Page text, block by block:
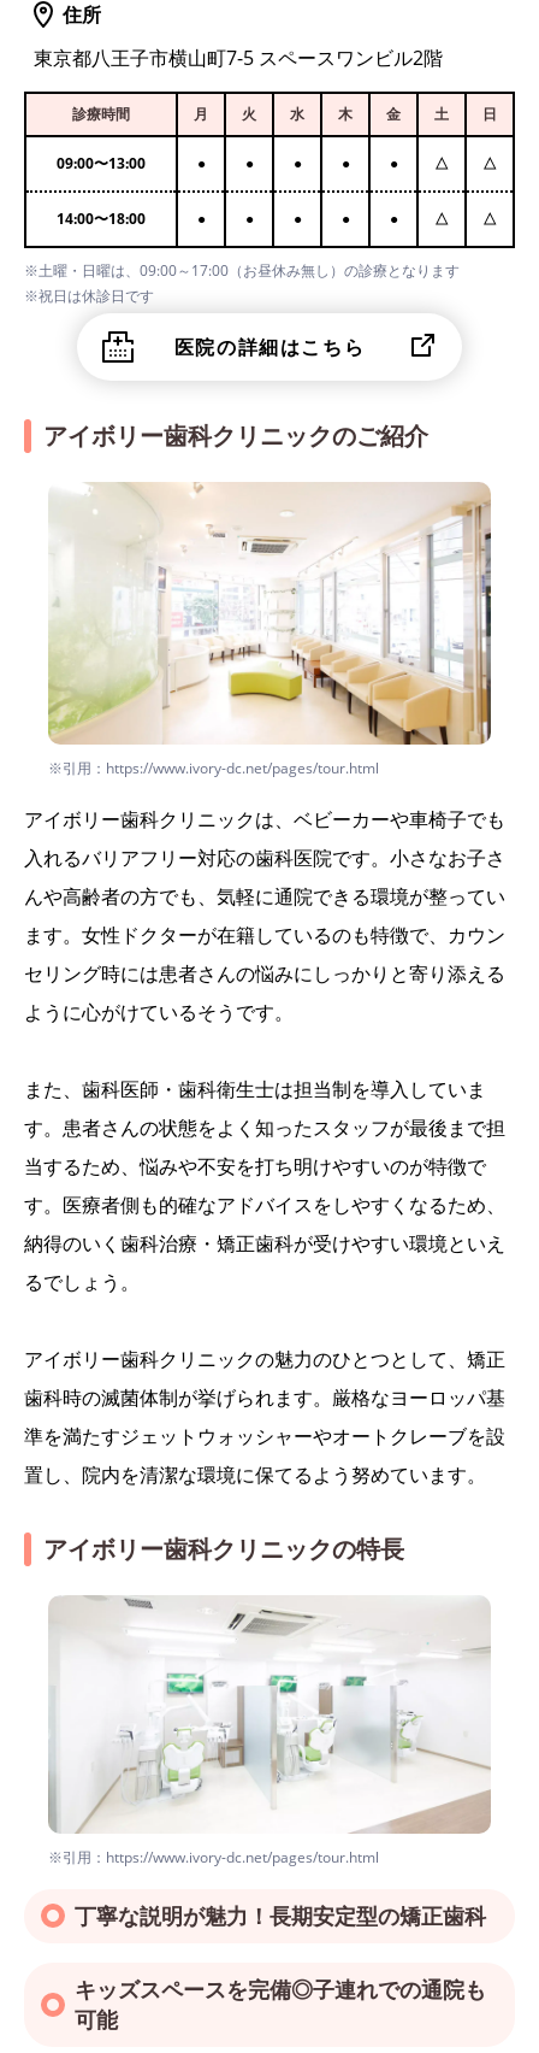
住所
東京都八王子市横山町7-5 スペースワンビル2階
診療時間 月 火 水 木 金 土 日
09:00〜13:00 ● ● ● ● ● △ △
14:00〜18:00 ● ● ● ● ● △ △
※土曜・日曜は、09:00～17:00（お昼休み無し）の診療となります
※祝日は休診日です
医院の詳細はこちら
アイボリー歯科クリニックのご紹介
※引用：https://www.ivory-dc.net/pages/tour.html
アイボリー歯科クリニックは、ベビーカーや車椅子でも
入れるバリアフリー対応の歯科医院です。小さなお子さ
んや高齢者の方でも、気軽に通院できる環境が整ってい
ます。女性ドクターが在籍しているのも特徴で、カウン
セリング時には患者さんの悩みにしっかりと寄り添える
ように心がけているそうです。
また、歯科医師・歯科衛生士は担当制を導入していま
す。患者さんの状態をよく知ったスタッフが最後まで担
当するため、悩みや不安を打ち明けやすいのが特徴で
す。医療者側も的確なアドバイスをしやすくなるため、
納得のいく歯科治療・矯正歯科が受けやすい環境といえ
るでしょう。
アイボリー歯科クリニックの魅力のひとつとして、矯正
歯科時の滅菌体制が挙げられます。厳格なヨーロッパ基
準を満たすジェットウォッシャーやオートクレーブを設
置し、院内を清潔な環境に保てるよう努めています。
アイボリー歯科クリニックの特長
※引用：https://www.ivory-dc.net/pages/tour.html
丁寧な説明が魅力！長期安定型の矯正歯科
キッズスペースを完備◎子連れでの通院も
可能